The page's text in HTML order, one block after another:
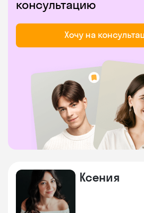
консультацию
Хочу на
Ксения